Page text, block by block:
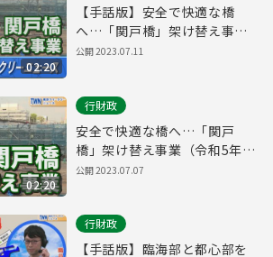
02:20
【手話版】安全で快適な橋
へ…「関戸橋」架け替え事業
（令和5年7月7日 東京ウィー
公開2023.07.11
02:20
行財政
安全で快適な橋へ…「関戸
橋」架け替え事業（令和5年7
月7日 東京ウィークリーニュ
公開2023.07.07
行財政
【手話版】臨海部と都心部を